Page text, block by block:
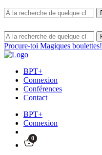
Procure-toi Magiques boulettes!
BPT+
Connexion
Conférences
Contact
BPT+
Connexion
0